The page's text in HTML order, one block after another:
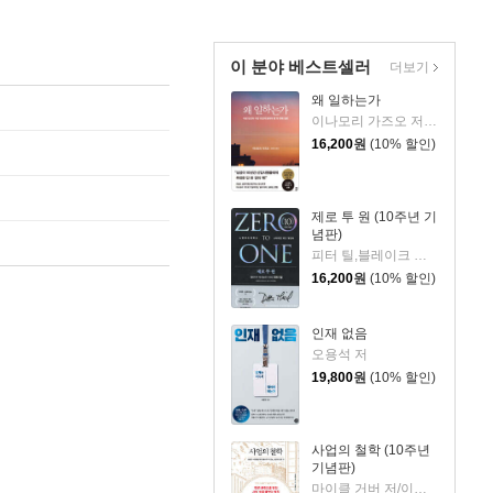
이 분야 베스트셀러
왜 일하는가
이나모리 가즈오 저/김윤경 역
16,200원 (10% 할인)
제로 투 원 (10주년 기
념판)
피터 틸,블레이크 매스터스 공저/이지연
16,200원 (10% 할인)
인재 없음
오용석 저
19,800원 (10% 할인)
사업의 철학 (10주년
기념판)
마이클 거버 저/이제용 역
더보기